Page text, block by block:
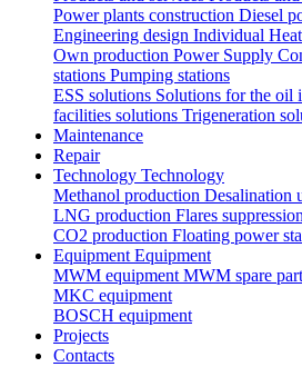
Power plants construction Diesel
Engineering design Individual
Own production Power Supply
stations Pumping stations
ESS solutions Solutions for the oil
facilities solutions Trigeneration
Maintenance
Repair
Technology Technology
Methanol production Desalination
LNG production Flares
СО2 production Floating power
EquipmentEquipment
MWM equipmentMWM spare
MKC equipment
BOSCH equipment
Projects
Contacts